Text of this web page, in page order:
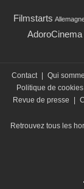
Filmstarts
AdoroCinema
Contact | Qui
Politique de cookies
Revue de presse
|
Retrouvez tous les